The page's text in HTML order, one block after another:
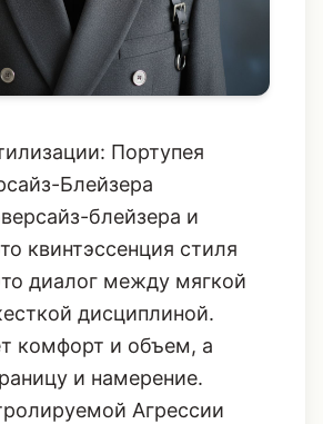
Портупея
Блейзера
блейзера и
диалог между мягкой
дисциплиной.
комфорт и объем, а
и намерение.
Агрессии
жесткую портупею
блейзера, вы не
аксессуар - вы
*код поведения*. Это не